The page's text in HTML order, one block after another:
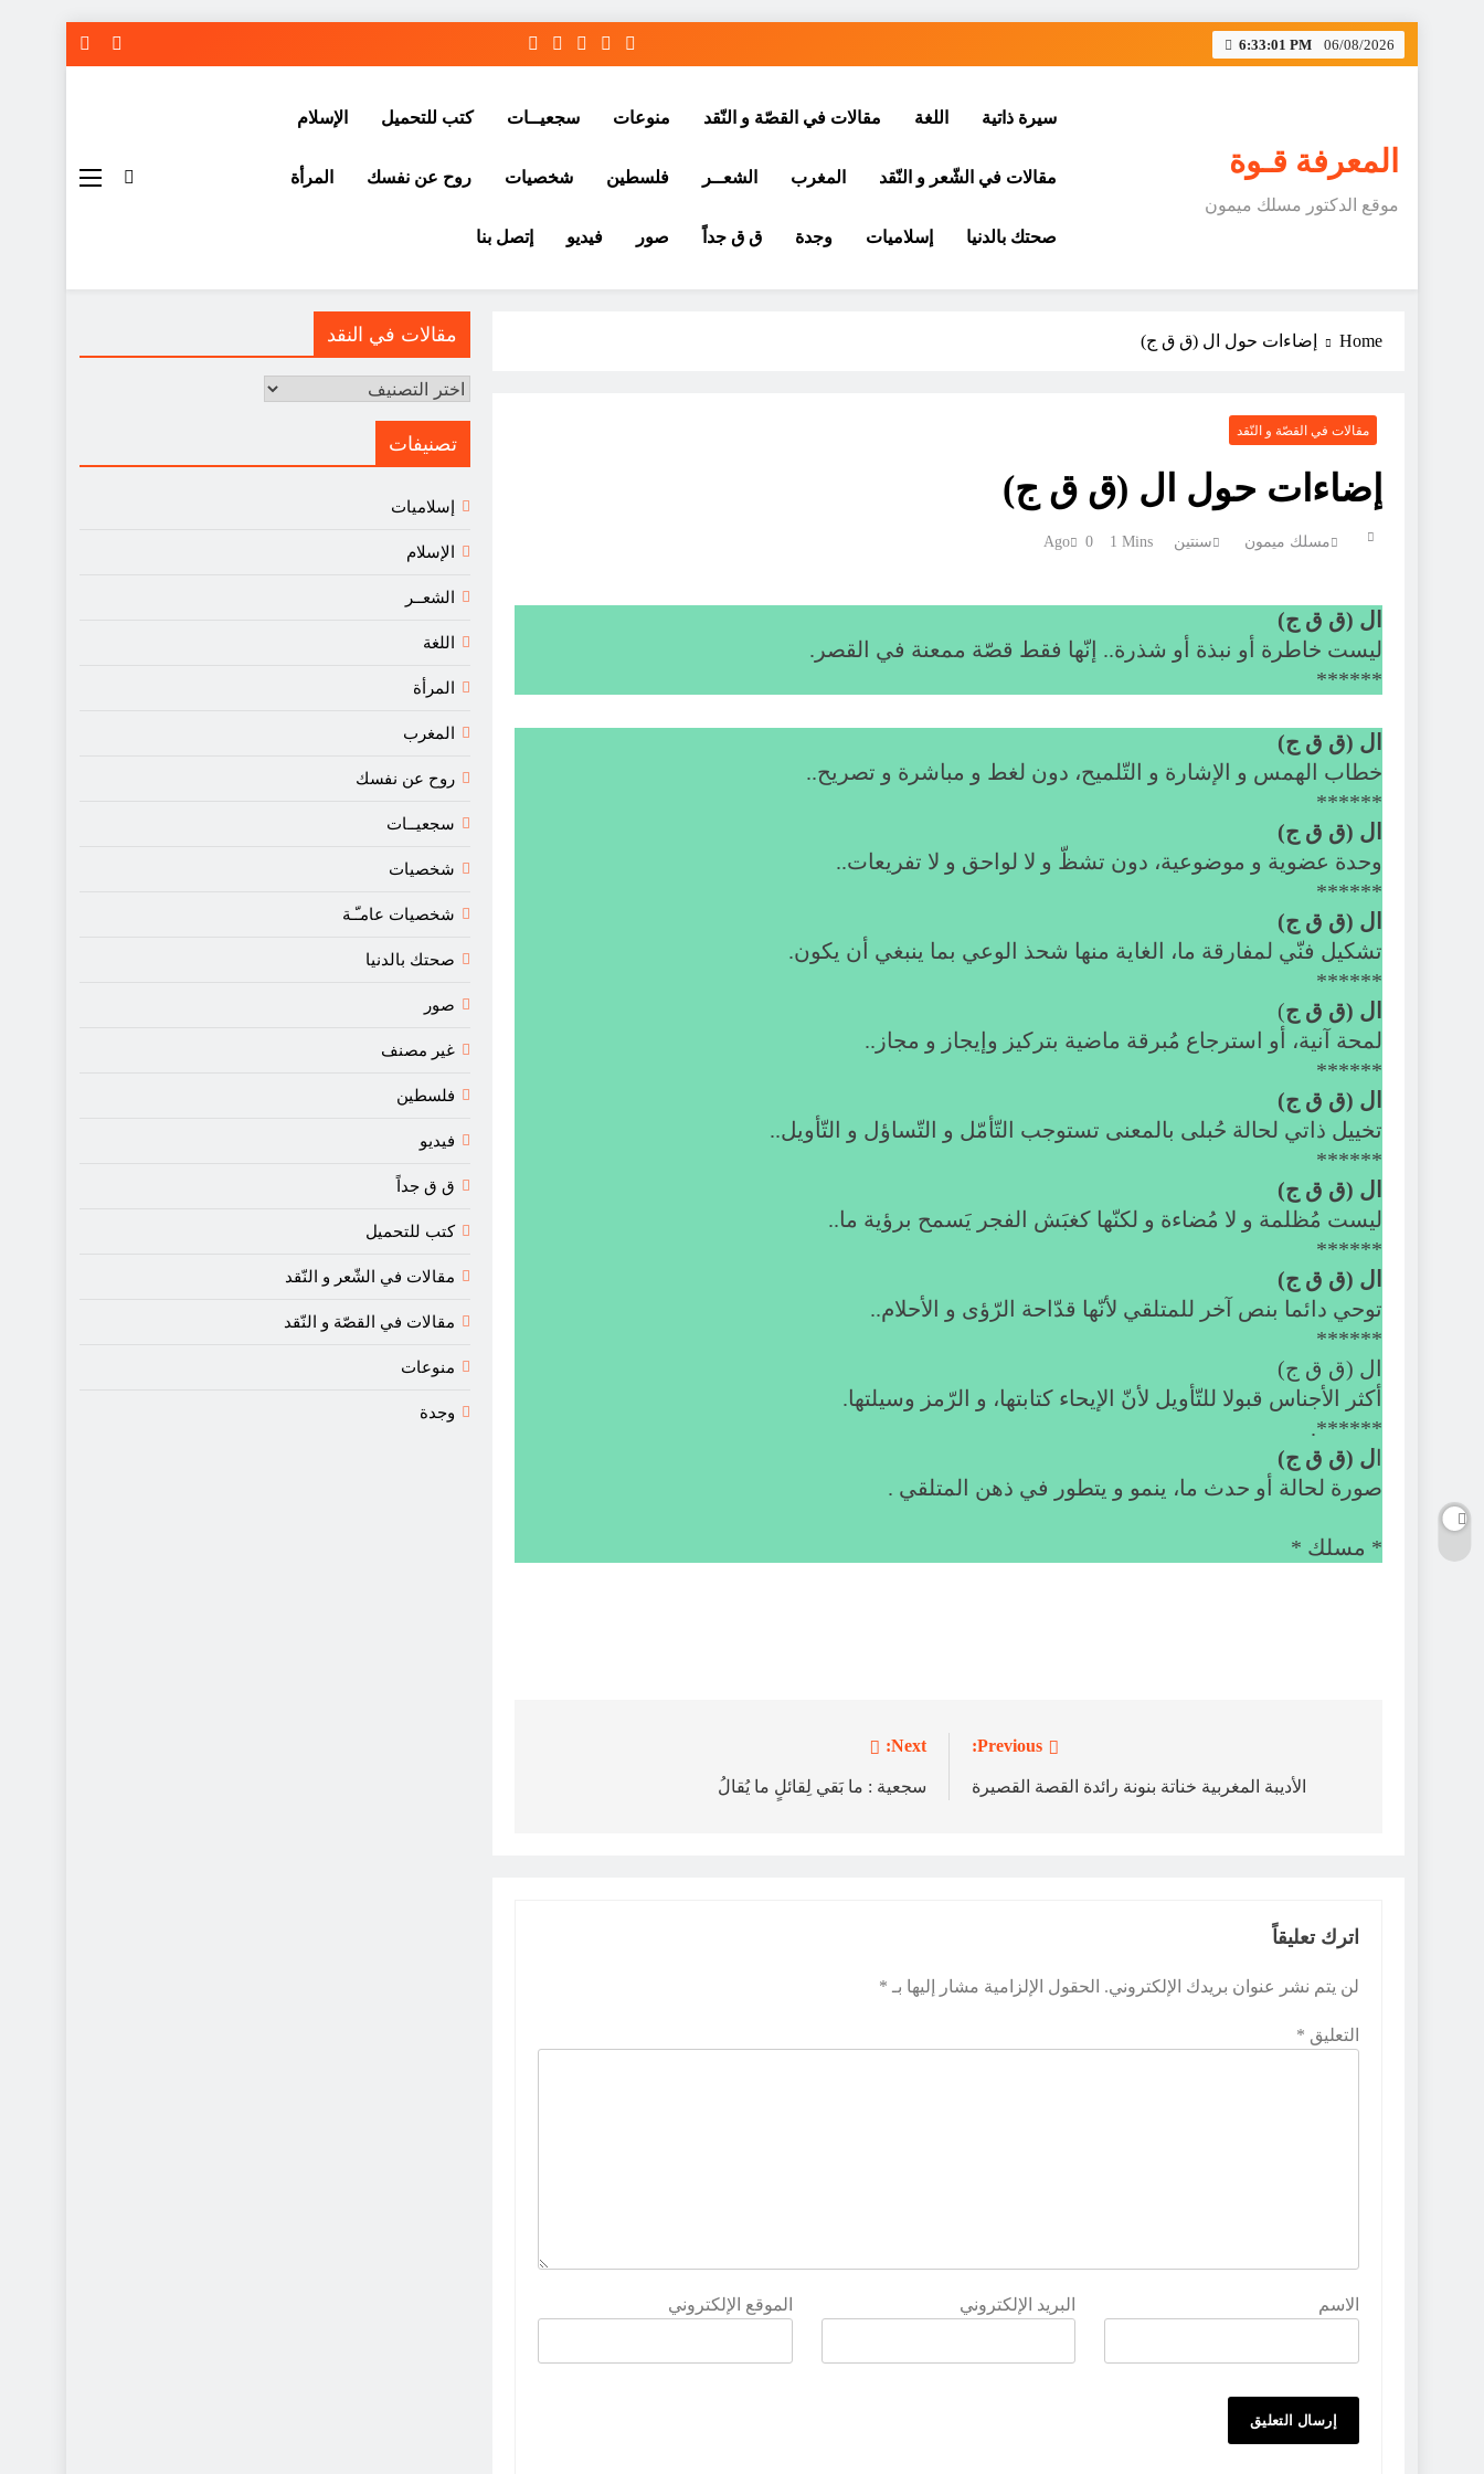
Skip
6:33:02 PM 06/08/2026
المعرفة قـوة
موقع الدكتور مسلك ميمون
سيرة ذاتية اللغة مقالات في القصّة و النّقد منوعات سجعيــات كتب للتحميل الإسلام
مقالات في الشّعر و النّقد المغرب الشعــر فلسطين شخصيات روح عن نفسك المرأة
صحتك بالدنيا إسلاميات وجدة ق ق جداً صور فيديو إتصل بنا
Home إضاءات حول ال (ق ق ج)
مقالات في القصّة و النّقد
إضاءات حول ال (ق ق ج)
مسلك ميمون سنتين Ago 0 1 Mins
ال (ق ق ج)
ليست خاطرة أو نبذة أو شذرة.. إنّها فقط قصّة ممعنة في القصر.
******
ال (ق ق ج)
خطاب الهمس و الإشارة و التّلميح، دون لغط و مباشرة و تصريح..
******
ال (ق ق ج)
وحدة عضوية و موضوعية، دون تشظّ و لا لواحق و لا تفريعات..
******
ال (ق ق ج)
تشكيل فنّي لمفارقة ما، الغاية منها شحذ الوعي بما ينبغي أن يكون.
******
ال (ق ق ج)
لمحة آنية، أو استرجاع مُبرقة ماضية بتركيز وإيجاز و مجاز..
******
ال (ق ق ج)
تخييل ذاتي لحالة حُبلى بالمعنى تستوجب التّأمّل و التّساؤل و التّأويل..
******
ال (ق ق ج)
ليست مُظلمة و لا مُضاءة و لكنّها كغبَش الفجر يَسمح برؤية ما..
******
ال (ق ق ج)
توحي دائما بنص آخر للمتلقي لأنّها قدّاحة الرّؤى و الأحلام..
******
ال (ق ق ج)
أكثر الأجناس قبولا للتّأويل لأنّ الإيحاء كتابتها، و الرّمز وسيلتها.
******.
ال (ق ق ج)
صورة لحالة أو حدث ما، ينمو و يتطور في ذهن المتلقي .
* مسلك *
المقالات
Previous:
الأديبة المغربية خناتة بنونة رائدة القصة القصيرة
Next:
سجعية : ما بَقي لِقائلٍ ما يُقالُ
اترك تعليقاً
لن يتم نشر عنوان بريدك الإلكتروني. الحقول الإلزامية مشار إليها بـ *
التعليق *
الاسم البريد الإلكتروني الموقع الإلكتروني
مقالات في النقد
مقالات
النقد
تصنيفات
إسلاميات
الإسلام
الشعــر
اللغة
المرأة
المغرب
روح عن نفسك
سجعيــات
شخصيات
شخصيات عامـّـة
صحتك بالدنيا
صور
غير مصنف
فلسطين
فيديو
ق ق جداً
كتب للتحميل
مقالات في الشّعر و النّقد
مقالات في القصّة و النّقد
منوعات
وجدة